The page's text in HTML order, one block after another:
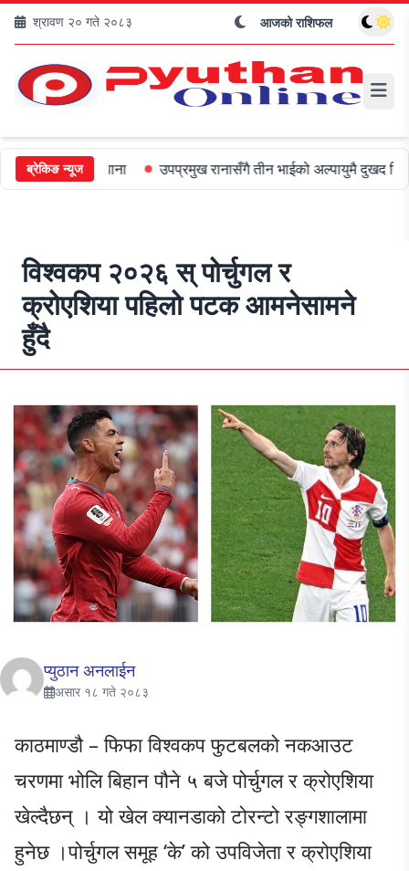
श्रावण २० गते २०८३ आजको राशिफल
ब्रेकिङ न्यूज
जरिबाना उपप्रमुख रानासँगै तीन भाईको अल्पायुमै दुखद निधन ओली
विश्वकप २०२६ स् पोर्चुगल र
क्रोएशिया पहिलो पटक आमनेसामने
हुँदै
प्युठान अनलाईन
असार १८ गते २०८३
काठमाण्डौ – फिफा विश्वकप फुटबलको नकआउट
चरणमा भोलि बिहान पौने ५ बजे पोर्चुगल र क्रोएशिया
खेल्दैछन् । यो खेल क्यानडाको टोरन्टो रङ्गशालामा
हुनेछ ।पोर्चुगल समूह ‘के’ को उपविजेता र क्रोएशिया